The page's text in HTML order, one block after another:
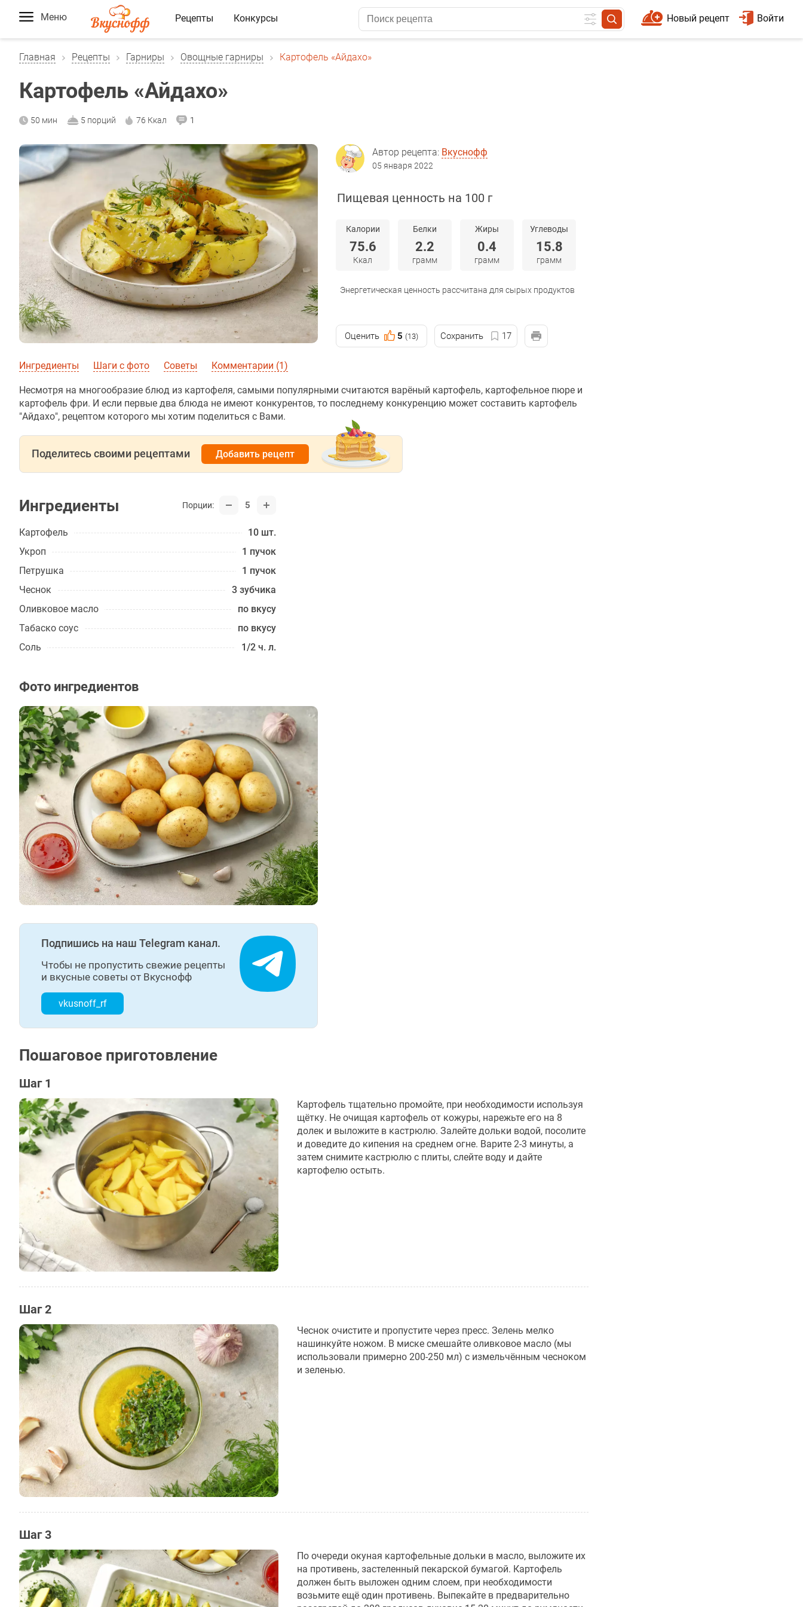
Меню Рецепты Конкурсы Войти
Новый рецепт
Главная Рецепты Гарниры Овощные гарниры Картофель «Айдахо»
Картофель «Айдахо»
50 мин 5 порций 76 Ккал 1
Автор рецепта: Вкуснофф
05 января 2022
Пищевая ценность на 100 г
Калории
75.6
Ккал
Белки
2.2
грамм
Жиры
0.4
грамм
Углеводы
15.8
грамм
Энергетическая ценность рассчитана для сырых продуктов
Оценить 5 (13) Сохранить 17
Ингредиенты Шаги с фото Советы Комментарии (1)
Несмотря на многообразие блюд из картофеля, самыми популярными считаются варёный картофель, картофельное пюре и
картофель фри. И если первые два блюда не имеют конкурентов, то последнему конкуренцию может составить картофель
"Айдахо", рецептом которого мы хотим поделиться с Вами.
Поделитесь своими рецептами Добавить рецепт
Ингредиенты Порции: 5
Картофель
10 шт.
Укроп
1 пучок
Петрушка
1 пучок
Чеснок
3 зубчика
Оливковое масло
по вкусу
Табаско соус
по вкусу
Соль
1/2 ч. л.
Фото ингредиентов
Подпишись на наш Telegram канал.
Чтобы не пропустить свежие рецепты
и вкусные советы от Вкуснофф
vkusnoff_rf
Пошаговое приготовление
Шаг 1
Картофель тщательно промойте, при необходимости используя
щётку. Не очищая картофель от кожуры, нарежьте его на 8
долек и выложите в кастрюлю. Залейте дольки водой, посолите
и доведите до кипения на среднем огне. Варите 2-3 минуты, а
затем снимите кастрюлю с плиты, слейте воду и дайте
картофелю остыть.
Шаг 2
Чеснок очистите и пропустите через пресс. Зелень мелко
нашинкуйте ножом. В миске смешайте оливковое масло (мы
использовали примерно 200-250 мл) с измельчённым чесноком
и зеленью.
Шаг 3
По очереди окуная картофельные дольки в масло, выложите их
на противень, застеленный пекарской бумагой. Картофель
должен быть выложен одним слоем, при необходимости
возьмите ещё один противень. Выпекайте в предварительно